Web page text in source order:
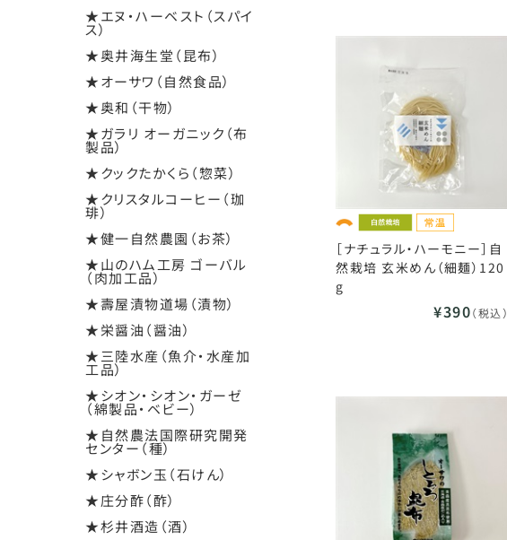
★エヌ・ハーベスト（スパイ
ス）
★奥井海生堂（昆布）
★オーサワ（自然食品）
★奥和（干物）
★ガラリ オーガニック（布
製品）
★クックたかくら（惣菜）
★クリスタルコーヒー（珈
琲）
★健一自然農園（お茶）
★山のハム工房 ゴーバル
（肉加工品）
★壽屋漬物道場（漬物）
★栄醤油（醤油）
★三陸水産（魚介・水産加
工品）
★シオン・シオン・ガーゼ
（綿製品・ベビー）
★自然農法国際研究開発
センター（種）
★シャボン玉（石けん）
★庄分酢（酢）
★杉井酒造（酒）
［ナチュラル・ハーモニー］自
然栽培 玄米めん（細麺）120
g
¥390（税込）